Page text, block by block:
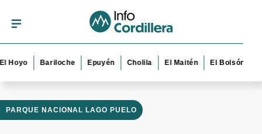
Bariloche Epuyén Cholila El Maitén El Bolsón
PARQUE NACIONAL LAGO PUELO